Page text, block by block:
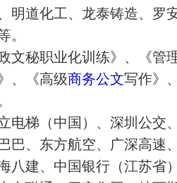
明道化工、龙泰铸造、罗
。
文秘职业化训练》、《管
、《高级商务公文写作》
电梯（中国）、深圳公交
巴、东方航空、广深高速
八建、中国银行（江苏省